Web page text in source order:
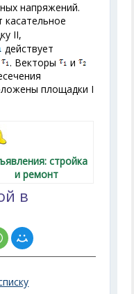
напряжений.
касательное
II,
действует
. Векторы
и
площадки I
стройка
и ремонт
в